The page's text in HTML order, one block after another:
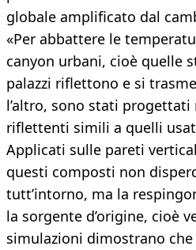
globale amplificato dal
«Per abbattere le
canyon urbani, cioè quelle
palazzi riflettono e si
l’altro, sono stati
riflettenti simili a quelli
Applicati sulle pareti
questi composti non
tutt’intorno, ma la
la sorgente d’origine, cioè
simulazioni dimostrano